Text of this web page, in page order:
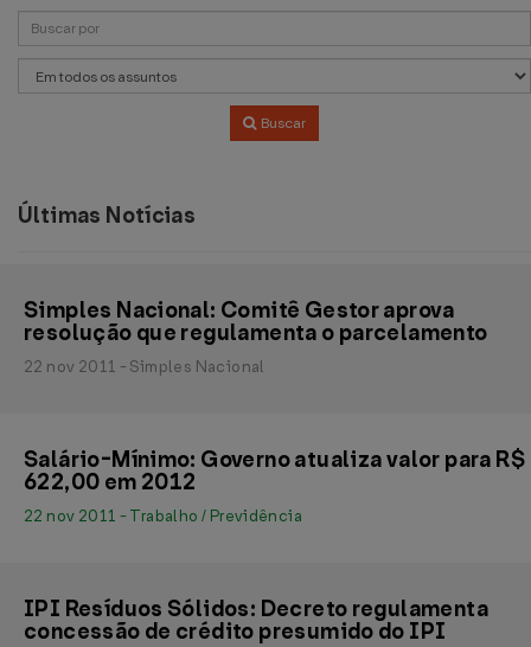
Buscar
Últimas Notícias
Simples Nacional: Comitê Gestor aprova
resolução que regulamenta o parcelamento
22 nov 2011 - Simples Nacional
Salário-Mínimo: Governo atualiza valor para R$
622,00 em 2012
22 nov 2011 - Trabalho / Previdência
IPI Resíduos Sólidos: Decreto regulamenta
concessão de crédito presumido do IPI